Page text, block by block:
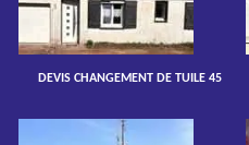
DEVIS CHANGEMENT DE TUILE 45